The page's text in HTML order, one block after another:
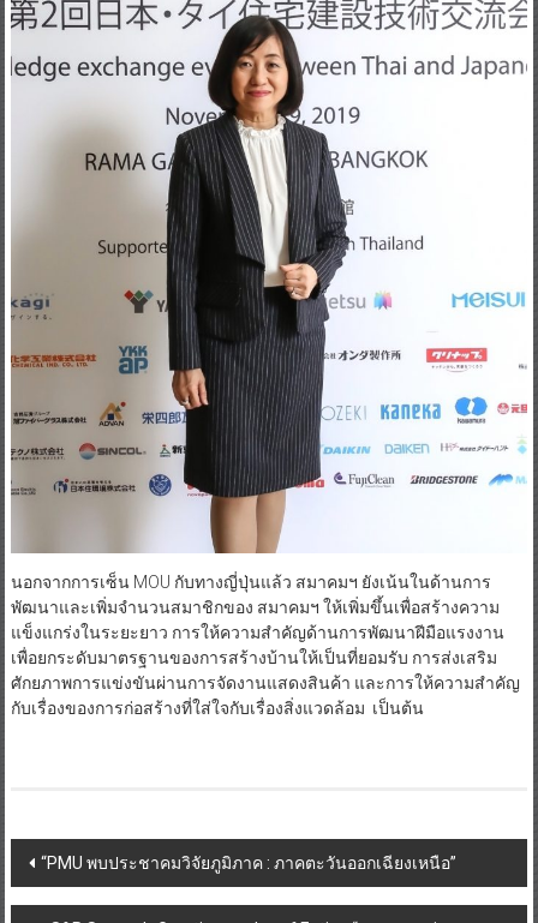
นอกจากการเซ็น MOU กับทางญี่ปุ่นแล้ว สมาคมฯ ยังเน้นในด้านการ
พัฒนาและเพิ่มจำนวนสมาชิกของ สมาคมฯ ให้เพิ่มขึ้นเพื่อสร้างความ
แข็งแกร่งในระยะยาว การให้ความสำคัญด้านการพัฒนาฝีมือแรงงาน
เพื่อยกระดับมาตรฐานของการสร้างบ้านให้เป็นที่ยอมรับ การส่งเสริม
ศักยภาพการแข่งขันผ่านการจัดงานแสดงสินค้า และการให้ความสำคัญ
กับเรื่องของการก่อสร้างที่ใส่ใจกับเรื่องสิ่งแวดล้อม เป็นต้น
navigation
S&P Season’s Greetings – Joy of Eating “เทศกาลแห่งความสุข
ทุกเมนูอร่อยที่ S&P”